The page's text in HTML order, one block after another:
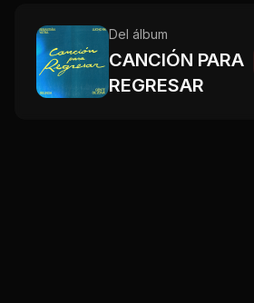
Del álbum
CANCIÓN PARA
REGRESAR